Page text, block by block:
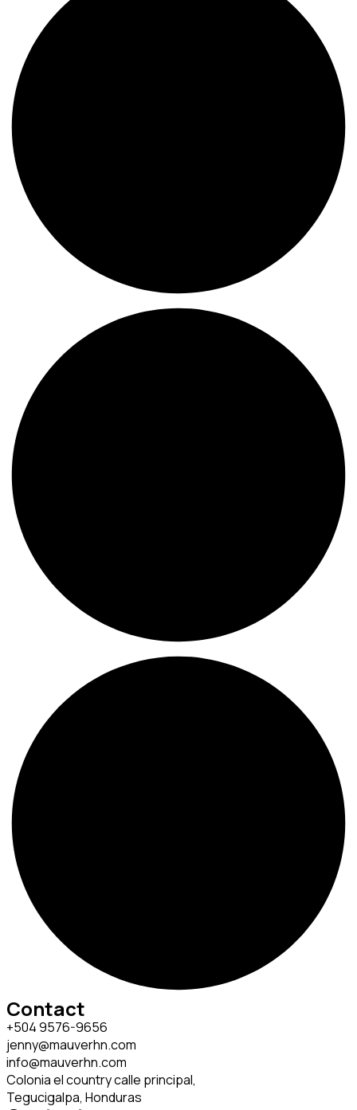
Contact
+504 9576-9656
jenny@mauverhn.com
info@mauverhn.com
Colonia el country calle principal,
Tegucigalpa, Honduras